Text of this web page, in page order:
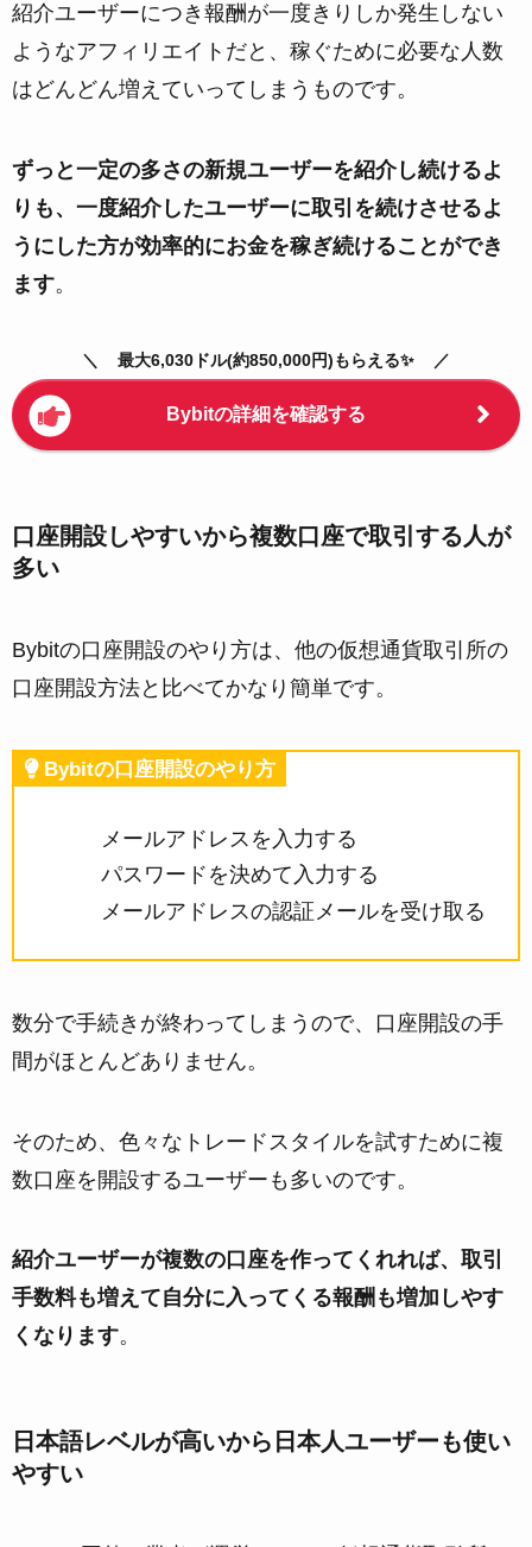
紹介ユーザーにつき報酬が一度きりしか発生しない
ようなアフィリエイトだと、稼ぐために必要な人数
はどんどん増えていってしまうものです。
ずっと一定の多さの新規ユーザーを紹介し続けるよ
りも、一度紹介したユーザーに取引を続けさせるよ
うにした方が効率的にお金を稼ぎ続けることができ
ます。
最大6,030ドル(約850,000円)もらえる✨
Bybitの詳細を確認する
口座開設しやすいから複数口座で取引する人が
多い
Bybitの口座開設のやり方は、他の仮想通貨取引所の
口座開設方法と比べてかなり簡単です。
Bybitの口座開設のやり方
メールアドレスを入力する
パスワードを決めて入力する
メールアドレスの認証メールを受け取る
数分で手続きが終わってしまうので、口座開設の手
間がほとんどありません。
そのため、色々なトレードスタイルを試すために複
数口座を開設するユーザーも多いのです。
紹介ユーザーが複数の口座を作ってくれれば、取引
手数料も増えて自分に入ってくる報酬も増加しやす
くなります。
日本語レベルが高いから日本人ユーザーも使い
やすい